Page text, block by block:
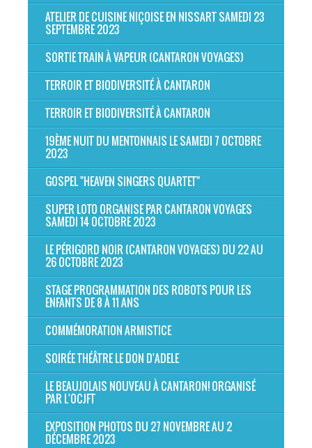
ATELIER DE CUISINE NIÇOISE EN NISSART SAMEDI 23
SEPTEMBRE 2023
SORTIE TRAIN À VAPEUR (CANTARON VOYAGES)
TERROIR ET BIODIVERSITÉ À CANTARON
TERROIR ET BIODIVERSITÉ À CANTARON
19ÈME NUIT DU MENTONNAIS LE SAMEDI 7 OCTOBRE
2023
GOSPEL "HEAVEN SINGERS QUARTET"
SUPER LOTO ORGANISE PAR CANTARON VOYAGES
SAMEDI 14 OCTOBRE 2023
LE PÉRIGORD NOIR (CANTARON VOYAGES) DU 22 AU
26 OCTOBRE 2023
STAGE PROGRAMMATION DES ROBOTS POUR LES
ENFANTS DE 8 À 11 ANS
COMMÉMORATION ARMISTICE
SOIRÉE THÉÂTRE LE DON D'ADELE
LE BEAUJOLAIS NOUVEAU À CANTARON! ORGANISÉ
PAR L'OCJFT
EXPOSITION PHOTOS DU 27 NOVEMBRE AU 2
DÉCEMBRE 2023